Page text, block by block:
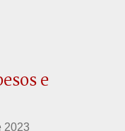
e
2023